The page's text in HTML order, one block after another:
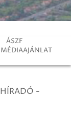
ÁSZF
MÉDIAAJÁNLAT
HÍRADÓ -